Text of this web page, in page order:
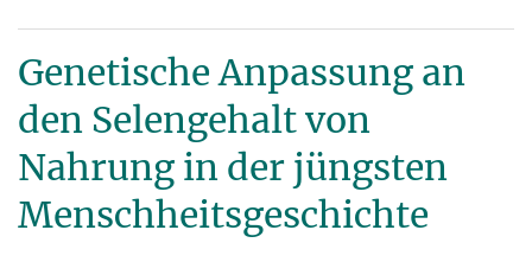
Genetische Anpassung an
den Selengehalt von
Nahrung in der jüngsten
Menschheitsgeschichte